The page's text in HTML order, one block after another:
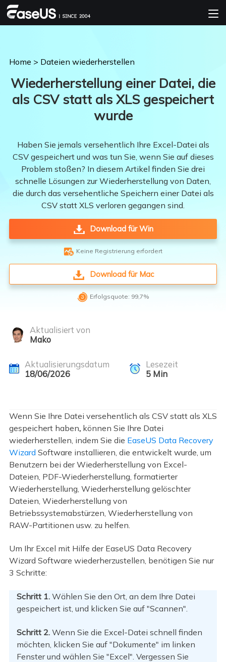
Home > Dateien wiederherstellen
Wiederherstellung einer Datei, die
als CSV statt als XLS gespeichert
wurde
Haben Sie jemals versehentlich Ihre Excel-Datei als
CSV gespeichert und was tun Sie, wenn Sie auf dieses
Problem stoßen? In diesem Artikel finden Sie drei
schnelle Lösungen zur Wiederherstellung von Daten,
die durch das versehentliche Speichern einer Datei als
CSV statt XLS verloren gegangen sind.
Download für Win
 Keine Registrierung erfordert
Download für Mac
 Erfolgsquote: 99,7%
Aktualisiert von
Mako
Aktualisierungsdatum
18/06/2026
Lesezeit
5Min
Wenn Sie Ihre Datei versehentlich als CSV statt als XLS
gespeichert haben,können Sie Ihre Datei
wiederherstellen, indem Sie die EaseUS Data Recovery
Wizard Software installieren, die entwickelt wurde, um
Benutzern bei der Wiederherstellung von Excel-
Dateien, PDF-Wiederherstellung, formatierter
Wiederherstellung, Wiederherstellung gelöschter
Dateien, Wiederherstellung von
Betriebssystemabstürzen, Wiederherstellung von
RAW-Partitionen usw. zu helfen.
Um Ihr Excel mit Hilfe der EaseUS Data Recovery
Wizard Software wiederherzustellen, benötigen Sie nur
3 Schritte:
Schritt 1.Wählen Sie den Ort, an dem Ihre Datei
gespeichert ist, und klicken Sie auf "Scannen".
Schritt 2.Wenn Sie die Excel-Datei schnell finden
möchten, klicken Sie auf "Dokumente" im linken
Fenster und wählen Sie "Excel". Vergessen Sie